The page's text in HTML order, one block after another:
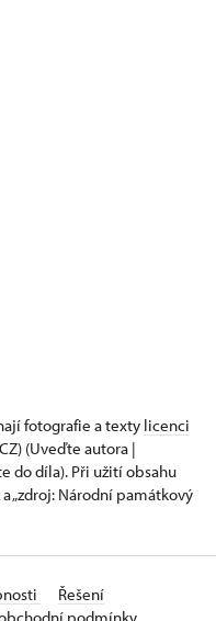
fotografie a texty licenci
(Uveďte autora |
do díla). Při užití obsahu
„zdroj: Národní památkový
Řešení